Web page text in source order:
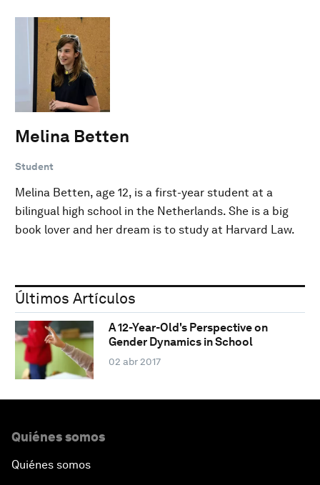
Melina Betten
Student
Melina Betten, age 12, is a first-year student at a
bilingual high school in the Netherlands. She is a big
book lover and her dream is to study at Harvard Law.
Últimos Artículos
A 12-Year-Old's Perspective on
Gender Dynamics in School
02 abr 2017
Quiénes somos
Quiénes somos